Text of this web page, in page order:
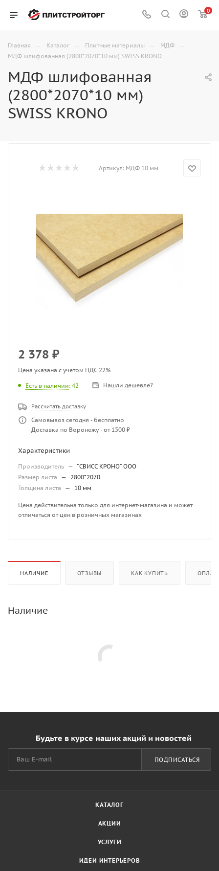
0
Главная — Каталог — Плитные материалы — МДФ —
МДФ шлифованная (2800*2070*10 мм) SWISS KRONO
МДФ шлифованная
(2800*2070*10 мм)
SWISS KRONO
Артикул: МДФ 10 мм
2 378 ₽
Цена указана с учетом НДС 22%
Есть в наличии: 42 Нашли дешевле?
Рассчитать доставку
Самовывоз сегодня - бесплатно
Доставка по Воронежу - от 1500 ₽
Характеристики
Производитель — "СВИСС КРОНО" ООО
Размер листа
— 2800*2070
Толщина листа
— 10 мм
Цена действительна только для интернет-магазина и может
отличаться от цен в розничных магазинах
НАЛИЧИЕ ОТЗЫВЫ КАК КУПИТЬ
Наличие
Будьте в курсе наших акций и новостей
ПОДПИСАТЬСЯ
КАТАЛОГ
АКЦИИ
УСЛУГИ
ИДЕИ ИНТЕРЬЕРОВ